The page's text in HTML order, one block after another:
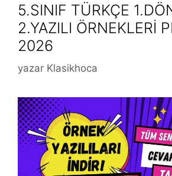
5.SINIF TÜRKÇE
2.YAZILI ÖRNEKLERİ
2026
yazar Klasikhoca